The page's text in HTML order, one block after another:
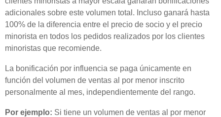
adicionales sobre este volumen total. Incluso ganará hasta
100% de la diferencia entre el precio de socio y el precio
minorista en todos los pedidos realizados por los clientes
minoristas que recomiende.
La bonificación por influencia se paga únicamente en
función del volumen de ventas al por menor inscrito
personalmente al mes, independientemente del rango.
Por ejemplo: Si tiene un volumen de ventas al por menor